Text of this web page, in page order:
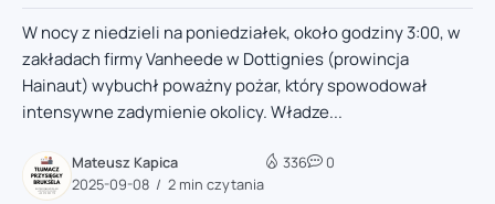
W nocy z niedzieli na poniedziałek, około godziny 3:00, w
zakładach firmy Vanheede w Dottignies (prowincja
Hainaut) wybuchł poważny pożar, który spowodował
intensywne zadymienie okolicy. Władze...
Mateusz Kapica
2025-09-08
2 min czytania
336 0